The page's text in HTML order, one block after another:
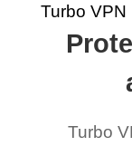
Turbo